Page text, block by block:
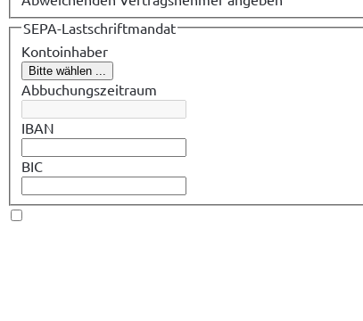
SEPA-Lastschriftmandat
Kontoinhaber
Bitte wählen ...
Abbuchungszeitraum
IBAN
BIC